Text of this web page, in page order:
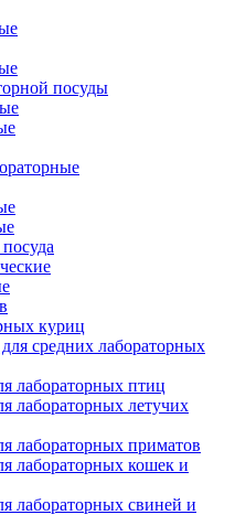
посуды
куриц
средних лабораторных
лабораторных птиц
лабораторных летучих
лабораторных приматов
лабораторных кошек и
лабораторных свиней и